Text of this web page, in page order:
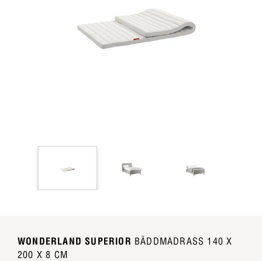
WONDERLAND SUPERIOR BÄDDMADRASS 140 X
200 X 8 CM